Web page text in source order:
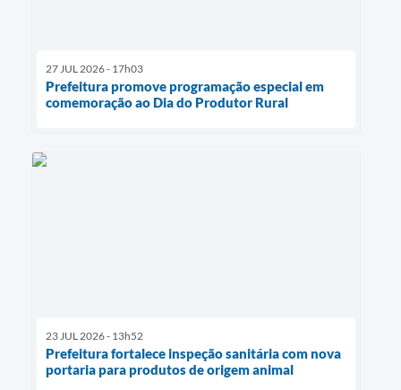
27 JUL 2026 - 17h03
Prefeitura promove programação especial em
comemoração ao Dia do Produtor Rural
23 JUL 2026 - 13h52
Prefeitura fortalece inspeção sanitária com nova
portaria para produtos de origem animal